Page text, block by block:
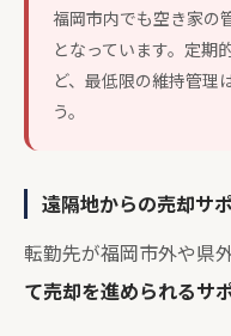
福岡市内でも空き家の
となっています。定期
ど、最低限の維持管理
う。
遠隔地からの売却サ
転勤先が福岡市外や県
て売却を進められるサ